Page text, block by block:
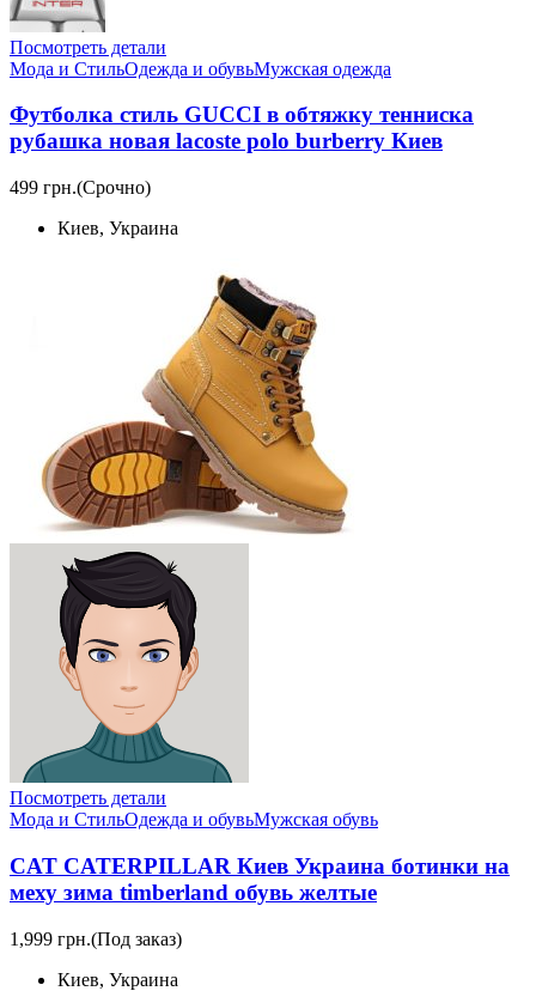
Посмотреть детали
Мода и СтильОдежда и обувьМужская одежда
Футболка стиль GUCCI в обтяжку тенниска
рубашка новая lacoste polo burberry Киев
499 грн.(Срочно)
Киев, Украина
Посмотреть детали
Мода и СтильОдежда и обувьМужская обувь
CAT CATERPILLAR Киев Украина ботинки на
меху зима timberland обувь желтые
1,999 грн.(Под заказ)
Киев, Украина